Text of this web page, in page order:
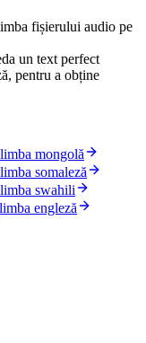
fișierului audio pe
un text perfect
pentru a obține
mongolă
somaleză
swahili
engleză